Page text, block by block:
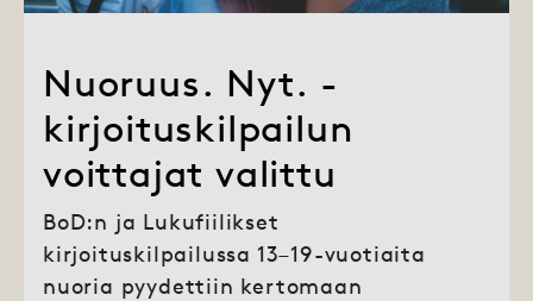
Nuoruus. Nyt. -
kirjoituskilpailun
voittajat valittu
BoD:n ja Lukufiilikset
kirjoituskilpailussa 13–19-vuotiaita
nuoria pyydettiin kertomaan